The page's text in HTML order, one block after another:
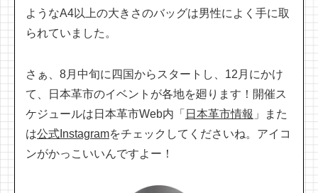
ようなA4以上の大きさのバッグは男性によく手に取
られていました。
さぁ、8月中旬に四国からスタートし、12月にかけ
て、日本革市のイベントが各地を廻ります！開催ス
ケジュールは日本革市Web内「 日本革市情報 」また
は公式Instagramをチェックしてくださいね。アイコ
ンがかっこいいんですよー！